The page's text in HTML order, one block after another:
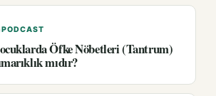
PODCAST
Öfke Nöbetleri (Tantrum)
mıdır?